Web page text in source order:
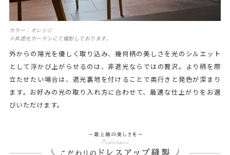
カラー：オレンジ
※非遮光カーテンにて撮影しております。
外からの陽光を優しく取り込み、幾何柄の美しさを光のシルエット
として浮かび上がらせるのは、非遮光ならではの贅沢。より柄を際
立たせたい場合は、遮光裏地を付けることで奥行きと発色が深まり
ます。お好みの光の取り入れ方に合わせて、最適な仕上がりをお選
びいただけます。